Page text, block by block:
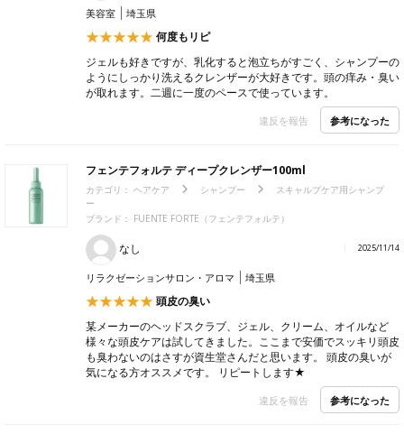
美容室 埼玉県
何度もリピ
ジェルも好きですが、乳化すると泡立ちがすごく、シャンプーの
ようにしっかり洗えるクレンザーが大好きです。頭の痒み・臭い
が取れます。二週に一度のペースで使っています。
違反を報告 参考になった
フェンテフォルテ ディープクレンザー100ml
カテゴリ： ヘアケア シャンプー
スキャルプケア用シャンプ
ー
ブランド： FUENTE FORTE（フェンテフォルテ）
なし 2025/11/14
リラクゼーションサロン・アロマ 埼玉県
頭皮の臭い
某メーカーのヘッドスクラブ、ジェル、クリーム、オイルなど
様々な頭皮ケアは試してきました。ここまで安価でスッキリ頭皮
も臭わないのはさすが資生堂さんだと思います。 頭皮の臭いが
気になる方オススメです。 リピートします★
違反を報告 参考になった